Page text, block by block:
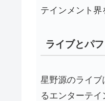
テインメント界
ライブとパ
星野源のライ
るエンターテ